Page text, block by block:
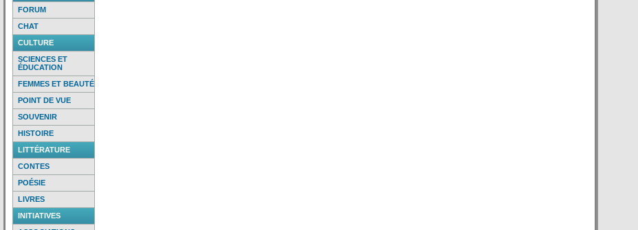
FORUM
CHAT
CULTURE
SCIENCES ET
ÉDUCATION
FEMMES ET BEAUTÉ
POINT DE VUE
SOUVENIR
HISTOIRE
LITTÉRATURE
CONTES
POÉSIE
LIVRES
INITIATIVES